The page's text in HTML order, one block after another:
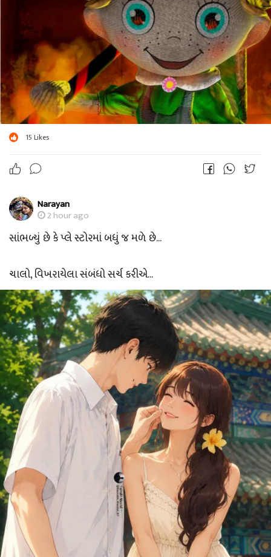
15 Likes
Narayan
2 hour ago
સાંભળ્યું છે કે પ્લે સ્ટોરમાં બધું જ મળે છે...
ચાલો, વિખરાયેલા સંબંધો સર્ચ કરીએ...